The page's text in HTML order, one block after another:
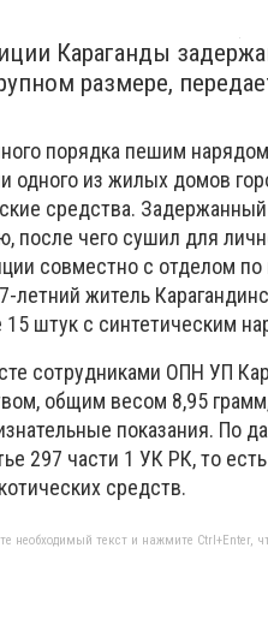
Караганды
размере,
порядка пешим
одного из жилых домов
средства.
после чего сушил для
совместно с отделом
летний житель
штук с синтетическим
сотрудниками ОПН УП
общим весом 8,95
показания. По
297 части 1 УК РК, то
средств.
необходимый текст и нажмите Ctrl+Enter,